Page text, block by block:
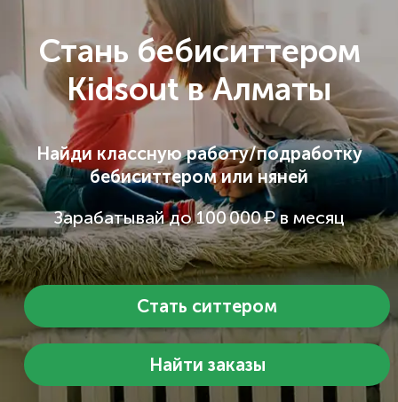
Стань бебиситтером
Kidsout в Алматы
Найди классную работу/подработку
бебиситтером или няней
Зарабатывай до 100 000 ₽ в месяц
Стать ситтером
Найти заказы